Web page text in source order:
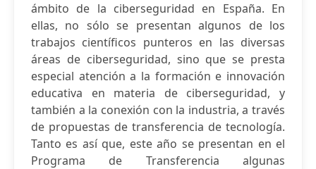
ámbito de la ciberseguridad en España. En
ellas, no sólo se presentan algunos de los
trabajos científicos punteros en las diversas
áreas de ciberseguridad, sino que se presta
especial atención a la formación e innovación
educativa en materia de ciberseguridad, y
también a la conexión con la industria, a través
de propuestas de transferencia de tecnología.
Tanto es así que, este año se presentan en el
Programa de Transferencia algunas